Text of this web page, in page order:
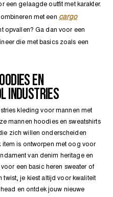
een gelaagde outfit met karakter.
met een cargo
opvallen? Ga dan voor een
die met basics zoals een
EN
INDUSTRIES
kleding voor mannen met
mannen hoodies en sweatshirts
zich willen onderscheiden
item is ontworpen met oog voor
van denim heritage en
een basic heren sweater of
twist, je kiest altijd voor kwaliteit
en ontdek jouw nieuwe